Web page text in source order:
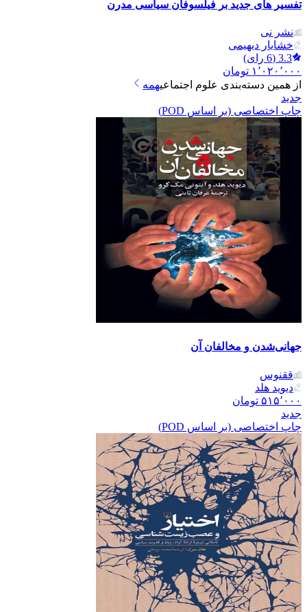
تفسیر های جدید بر فیلسوفان سیاسی مدرن
نشر نی
خشایار دیهیمی
3.3
(
6 رای)
۱٬۰۲۰٬۰۰۰ تومان
از همین دسته‌بندی علوم اجتماعیهمه
جدید
چاپ اختصاصی (بر اساس POD)
جهانی‌شدن و مخالفان آن
ققنوس
دیوید هلد
۵۱۵٬۰۰۰ تومان
جدید
چاپ اختصاصی (بر اساس POD)